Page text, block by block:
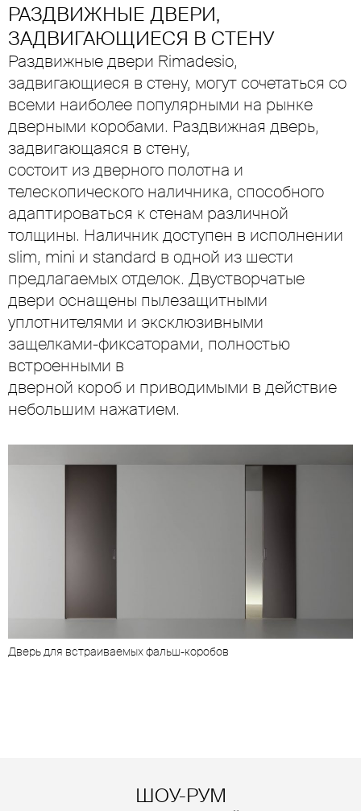
РАЗДВИЖНЫЕ ДВЕРИ,
ЗАДВИГАЮЩИЕСЯ В СТЕНУ
Раздвижные двери Rimadesio,
задвигающиеся в стену, могут сочетаться со
всеми наиболее популярными на рынке
дверными коробами. Раздвижная дверь,
задвигающаяся в стену,
состоит из дверного полотна и
телескопического наличника, способного
адаптироваться к стенам различной
толщины. Наличник доступен в исполнении
slim, mini и standard в одной из шести
предлагаемых отделок. Двустворчатые
двери оснащены пылезащитными
уплотнителями и эксклюзивными
защелками-фиксаторами, полностью
встроенными в
дверной короб и приводимыми в действие
небольшим нажатием.
Дверь для встраиваемых фальш-коробов
ШОУ-РУМ